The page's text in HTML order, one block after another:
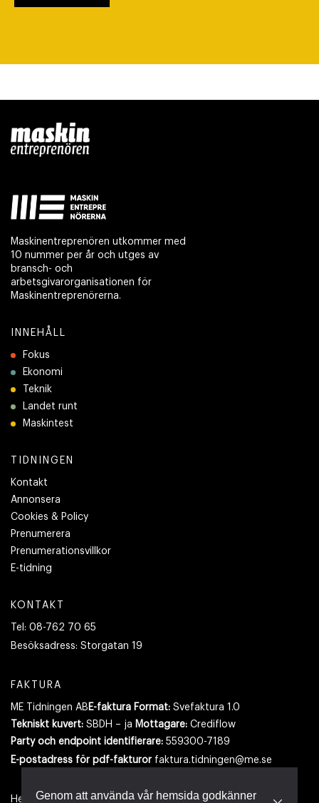
Maskinentreprenören utkommer med
10 nummer per år och utges av
bransch- och
arbetsgivarorganisationen för
Maskinentreprenörerna.
INNEHÅLL
Fokus
Ekonomi
Teknik
Landet runt
Maskintest
TIDNINGEN
Kontakt
Annonsera
Cookies & Policy
Prenumerera
Prenumerationsvillkor
E-tidning
KONTAKT
Tel: 08-762 70 65
Besöksadress: Storgatan 19
FAKTURA
ME Tidningen AB E-faktura Format: Svefaktura 1.0
Tekniskt kuvert: SBDH – ja Mottagare: Crediflow
Party och endpoint identifierare: 559300-7189
E-postadress för pdf-fakturor faktura.tidningen@me.se
Hemsidan använder cookies.Läs mer
Genom att använda vår hemsida godkänner